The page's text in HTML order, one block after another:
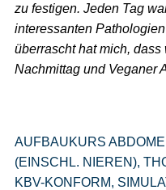
zu festigen. Jeden Tag
interessanten
überrascht hat mich,
Nachmittag und Veganer
AUFBAUKURS
(EINSCHL. NIEREN),
KBV-KONFORM,